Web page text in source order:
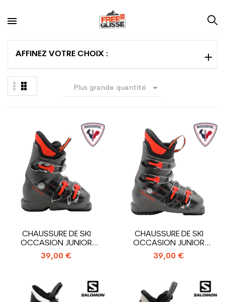
AFFINEZ VOTRE CHOIX :
Plus grande quantité 
CHAUSSURE DE SKI
OCCASION JUNIOR
ROSSIGNOL HERO J3_3...
39,00 €
CHAUSSURE DE SKI
OCCASION JUNIOR
ROSSIGNOL HERO J4_4...
39,00 €